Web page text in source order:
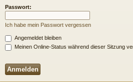
Passwort:
Ich habe mein Passwort vergessen
Angemeldet bleiben
Meinen Online-Status während dieser Sitzung